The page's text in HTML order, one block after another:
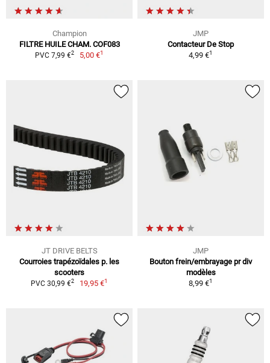
Champion
FILTRE HUILE CHAM. COF083
PVC 7,99 €2 5,00 €1
JMP
Contacteur De Stop
4,99 €1
JT DRIVE BELTS
Courroies trapézoïdales p. les
scooters
PVC 30,99 €2 19,95 €1
JMP
Bouton frein/embrayage pr div
modèles
8,99 €1